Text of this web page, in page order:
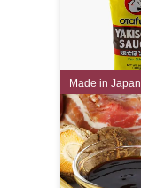
Made in Japan